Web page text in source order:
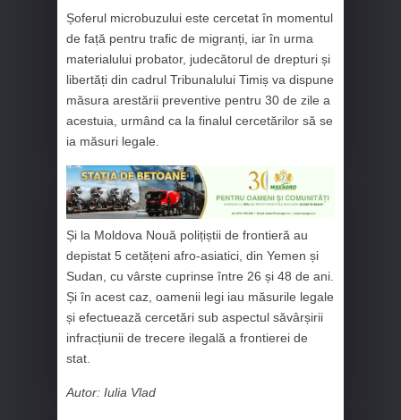
Șoferul microbuzului este cercetat în momentul
de față pentru trafic de migranți, iar în urma
materialului probator, judecătorul de drepturi și
libertăți din cadrul Tribunalului Timiș va dispune
măsura arestării preventive pentru 30 de zile a
acestuia, urmând ca la finalul cercetărilor să se
ia măsuri legale.
Și la Moldova Nouă polițiștii de frontieră au
depistat 5 cetățeni afro-asiatici, din Yemen și
Sudan, cu vârste cuprinse între 26 și 48 de ani.
Și în acest caz, oamenii legi iau măsurile legale
și efectuează cercetări sub aspectul săvârșirii
infracțiunii de trecere ilegală a frontierei de
stat.
Autor: Iulia Vlad